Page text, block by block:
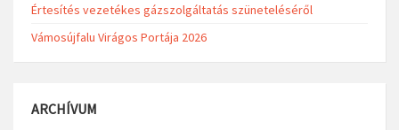
Értesítés vezetékes gázszolgáltatás szüneteléséről
Vámosújfalu Virágos Portája 2026
ARCHÍVUM